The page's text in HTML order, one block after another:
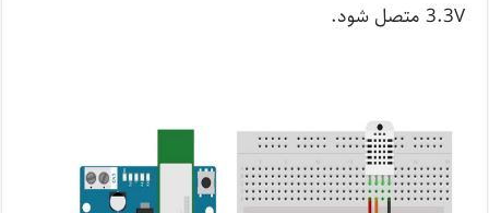
3.3V متصل شود.